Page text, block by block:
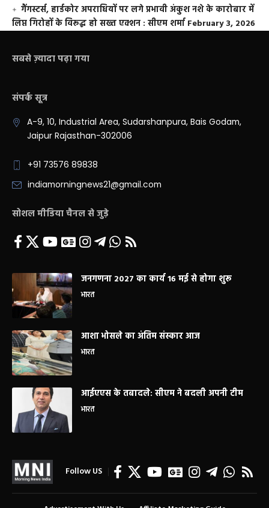
गैंगस्टर्स, हार्डकोर अपराधियों पर लगे प्रभावी अंकुश नशे के कारोबार में
लिप्त गिरोहों के विरूद्ध हो सख्त एक्शन : सीएम शर्मा February 3, 2026
सबसे ज़्यादा पढ़ा गया
संपर्क सूत्र
A-9, 10, Industrial Area, Sudarshanpura, Bais Godam,
Jaipur Rajasthan-302006
+91 73576 89838
indiamorningnews21@gmail.com
सोशल मीडिया चैनल से जुड़े
जनगणना 2027 का कार्य 16 मई से होगा शुरू
भारत
आशा भोसले का अंतिम संस्कार आज
भारत
आईएएस के तबादले: सीएम ने बदली अपनी टीम
भारत
Follow US